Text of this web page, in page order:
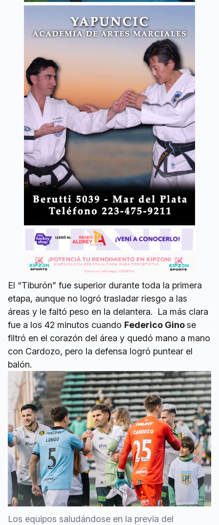
El “Tiburón” fue superior durante toda la primera
etapa, aunque no logró trasladar riesgo a las
áreas y le faltó peso en la delantera. La más clara
fue a los 42 minutos cuando Federico Ginose
filtró en el corazón del área y quedó mano a mano
con Cardozo, pero la defensa logró puntear el
balón.
Los equipos saludándose en la previa del